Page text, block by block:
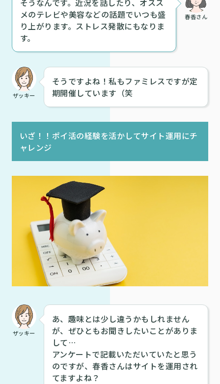
春香さん
メのテレビや美容などの話題でいつも盛
り上がります。ストレス発散にもなりま
す。
ザッキー
そうですよね！私もファミレスですが定
期開催しています（笑
いざ！！ポイ活の経験を活かしてサイト運用にチ
ャレンジ
ザッキー
あ、趣味とは少し違うかもしれません
が、ぜひともお聞きしたいことがありま
して…
アンケートで記載いただいていたと思う
のですが、春香さんはサイトを運用され
てますよね？